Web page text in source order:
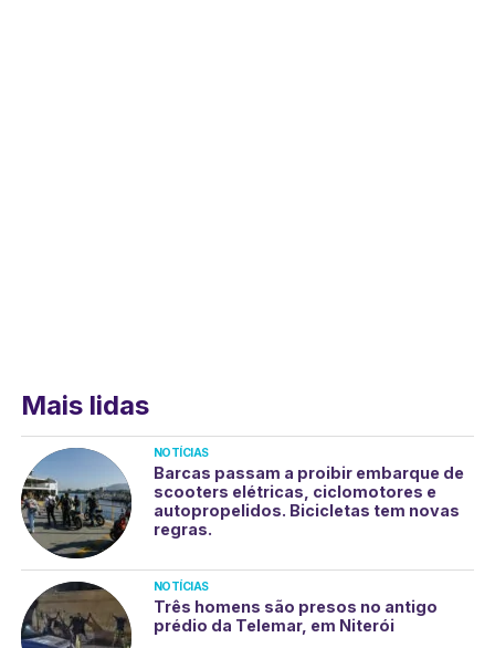
Mais lidas
NOTÍCIAS
Barcas passam a proibir embarque de
scooters elétricas, ciclomotores e
autopropelidos. Bicicletas tem novas
regras.
NOTÍCIAS
Três homens são presos no antigo
prédio da Telemar, em Niterói